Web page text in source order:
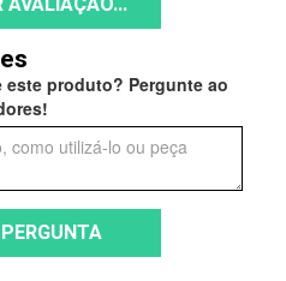
produto? Pergunte ao